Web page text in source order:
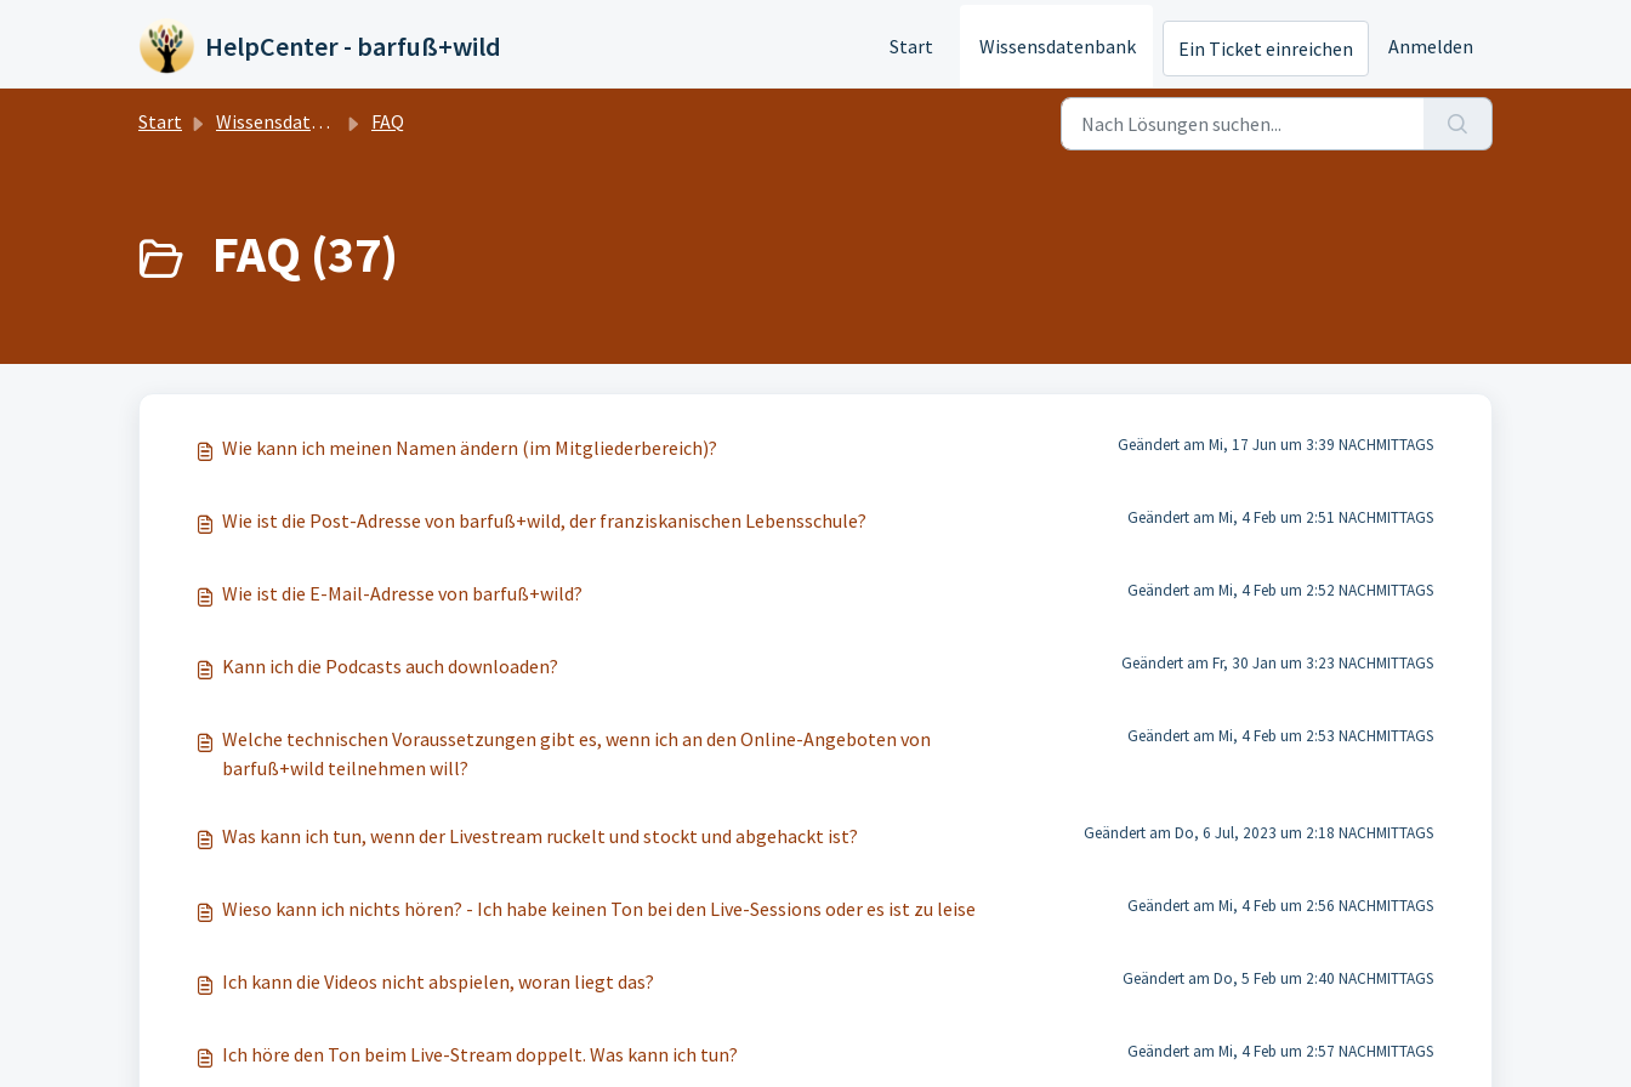
HelpCenter - barfuß+wild Start Wissensdatenbank Ein Ticket einreichen Anmelden
Start Wissensdatenbank FAQ
FAQ (37)
Wie kann ich meinen Namen ändern (im Mitgliederbereich)? Geändert am Mi, 17 Jun um 3:39 NACHMITTAGS
Wie ist die Post-Adresse von barfuß+wild, der franziskanischen Lebensschule? Geändert am Mi, 4 Feb um 2:51 NACHMITTAGS
Wie ist die E-Mail-Adresse von barfuß+wild? Geändert am Mi, 4 Feb um 2:52 NACHMITTAGS
Kann ich die Podcasts auch downloaden? Geändert am Fr, 30 Jan um 3:23 NACHMITTAGS
Welche technischen Voraussetzungen gibt es, wenn ich an den Online-Angeboten von
barfuß+wild teilnehmen will?
Geändert am Mi, 4 Feb um 2:53 NACHMITTAGS
Was kann ich tun, wenn der Livestream ruckelt und stockt und abgehackt ist? Geändert am Do, 6 Jul, 2023 um 2:18 NACHMITTAGS
Wieso kann ich nichts hören? - Ich habe keinen Ton bei den Live-Sessions oder es ist zu leise Geändert am Mi, 4 Feb um 2:56 NACHMITTAGS
Ich kann die Videos nicht abspielen, woran liegt das? Geändert am Do, 5 Feb um 2:40 NACHMITTAGS
Ich höre den Ton beim Live-Stream doppelt. Was kann ich tun? Geändert am Mi, 4 Feb um 2:57 NACHMITTAGS